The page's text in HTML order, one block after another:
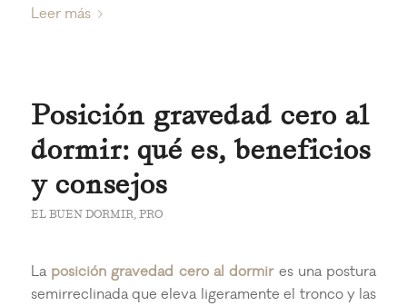
Leer más
Posición gravedad cero al
dormir: qué es, beneficios
y consejos
EL BUEN DORMIR,PRO
La posición gravedad cero al dormires una postura
semirreclinada que eleva ligeramente el tronco y las